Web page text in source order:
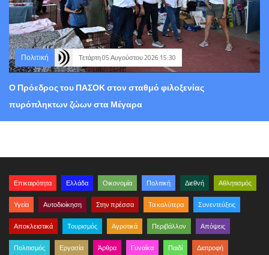
Πολιτική Τετάρτη 05 Αυγούστου 2026 15:30
Ο Πρόεδρος του ΠΑΣΟΚ στον σταθμό φιλοξενίας
πυρόπληκτων ζώων στα Μέγαρα
Επικαιρότητα Ελλάδα Οικονομία Πολιτική Διεθνή Αθλητισμός
Υγεία Αυτοδιοίκηση Στην πρέσσα Τα καλύτερα Συνεντεύξεις
Αποκλειστικά Τουρισμός Αγροτικά Περιβάλλον Απόψεις
Πολιτισμός Εργασία Άρθρα Γυναίκα Παιδί Διατροφή